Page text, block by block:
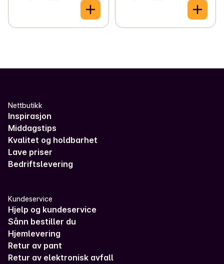
Nettbutikk
Inspirasjon
Middagstips
Kvalitet og holdbarhet
Lave priser
Bedriftslevering
Kundeservice
Hjelp og kundeservice
Sånn bestiller du
Hjemlevering
Retur av pant
Retur av elektronisk avfall